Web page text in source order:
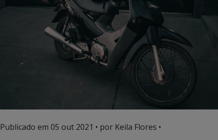
Publicado em 05 out 2021 • por Keila Flores •